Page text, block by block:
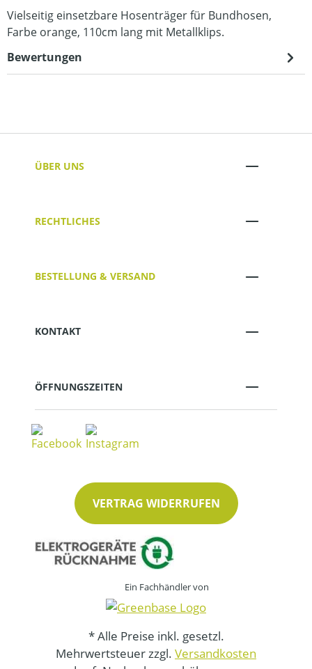
Vielseitig einsetzbare Hosenträger für Bundhosen,
Farbe orange, 110cm lang mit Metallklips.
Bewertungen
ÜBER UNS
RECHTLICHES
BESTELLUNG & VERSAND
KONTAKT
ÖFFNUNGSZEITEN
VERTRAG WIDERRUFEN
Ein Fachhändler von
* Alle Preise inkl. gesetzl.
Mehrwertsteuer zzgl. Versandkosten